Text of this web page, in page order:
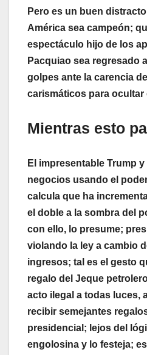
Pero es un buen
América sea campeón;
espectáculo hijo de los
Pacquiao sea regresado
golpes ante la carencia
carismáticos para ocultar
Mientras esto
El impresentable Trump
negocios usando el
calcula que ha
el doble a la sombra del
con ello, lo presume;
violando la ley a cambio
ingresos; tal es el gesto
regalo del Jeque
acto ilegal a todas luces,
recibir semejantes
presidencial; lejos del
engolosina y lo festeja;